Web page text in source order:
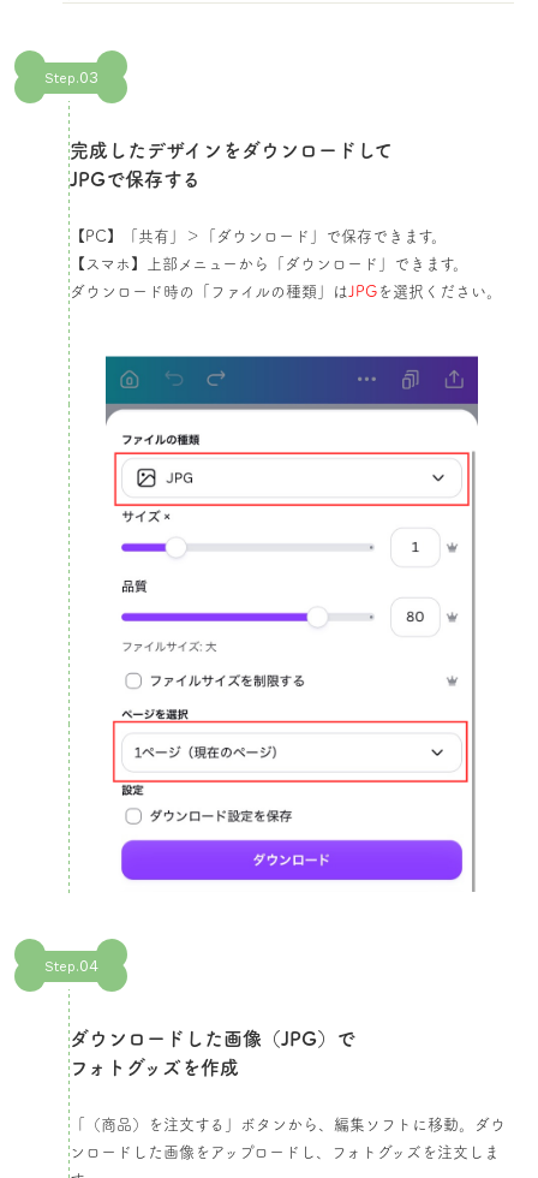
Step.03
完成したデザインをダウンロードして
JPGで保存する​
【PC】「共有」＞「ダウンロード」で保存できます。
【スマホ】上部メニューから「ダウンロード」できます。
ダウンロード時の「ファイルの種類」は JPGを選択ください。​​
Step.04
ダウンロードした画像（JPG）で
フォトグッズを作成​
「（商品）を注文する」ボタンから、編集ソフトに移動。ダウ
ンロードした画像をアップロードし、フォトグッズを注文しま